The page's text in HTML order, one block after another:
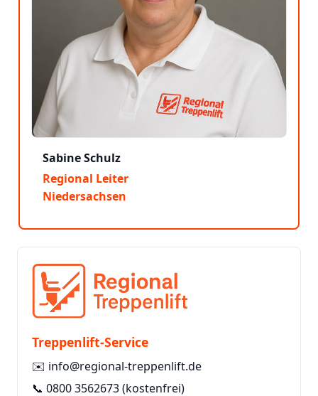
Sabine Schulz
Regional Leiter
Niedersachsen
Treppenlift-Service
✉️ info@regional-treppenlift.de
📞 0800 3562673(kostenfrei)